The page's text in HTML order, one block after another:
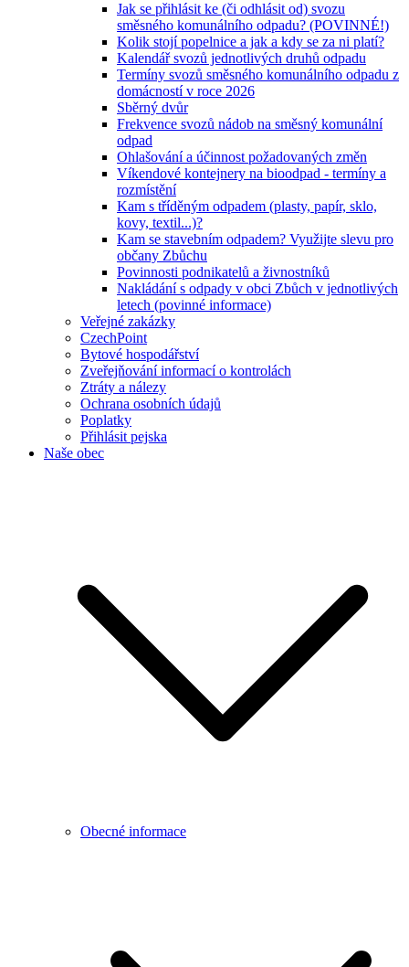
Jak se přihlásit ke (či odhlásit od) svozu
směsného komunálního odpadu? (POVINNÉ!)
Kolik stojí popelnice a jak a kdy se za ni platí?
Kalendář svozů jednotlivých druhů odpadu
Termíny svozů směsného komunálního odpadu z
domácností v roce 2026
Sběrný dvůr
Frekvence svozů nádob na směsný komunální
odpad
Ohlašování a účinnost požadovaných změn
Víkendové kontejnery na bioodpad - termíny a
rozmístění
Kam s tříděným odpadem (plasty, papír, sklo,
kovy, textil...)?
Kam se stavebním odpadem? Využijte slevu pro
občany Zbůchu
Povinnosti podnikatelů a živnostníků
Nakládání s odpady v obci Zbůch v jednotlivých
letech (povinné informace)
Veřejné zakázky
CzechPoint
Bytové hospodářství
Zveřejňování informací o kontrolách
Ztráty a nálezy
Ochrana osobních údajů
Poplatky
Přihlásit pejska
Naše obec
Obecné informace